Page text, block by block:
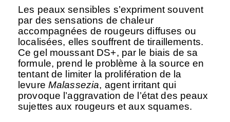
Les peaux sensibles s’expriment souvent
par des sensations de chaleur
accompagnées de rougeurs diffuses ou
localisées, elles souffrent de tiraillements.
Ce gel moussant DS+, par le biais de sa
formule, prend le problème à la source en
tentant de limiter la prolifération de la
levure Malassezia, agent irritant qui
provoque l’aggravation de l’état des peaux
sujettes aux rougeurs et aux squames.